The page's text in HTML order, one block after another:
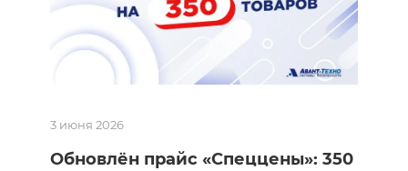
3 июня 2026
Обновлён прайс «Спеццены»: 350